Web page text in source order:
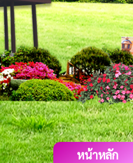
หน้าหลัก